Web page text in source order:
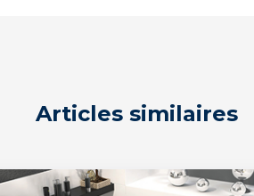
Articles similaires